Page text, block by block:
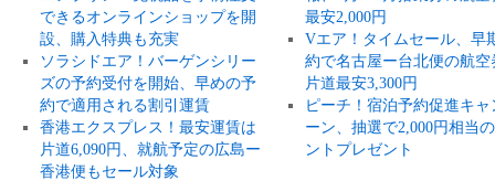
できるオンラインショップを開
設、購入特典も充実
ソラシドエア！バーゲンシリー
ズの予約受付を開始、早めの予
約で適用される割引運賃
香港エクスプレス！最安運賃は
片道6,090円、就航予定の広島ー
香港便もセール対象
最安2,000円
Vエア！タイムセール、早
約で名古屋ー台北便の航空
片道最安3,300円
ピーチ！宿泊予約促進キャ
ーン、抽選で2,000円相当
ントプレゼント